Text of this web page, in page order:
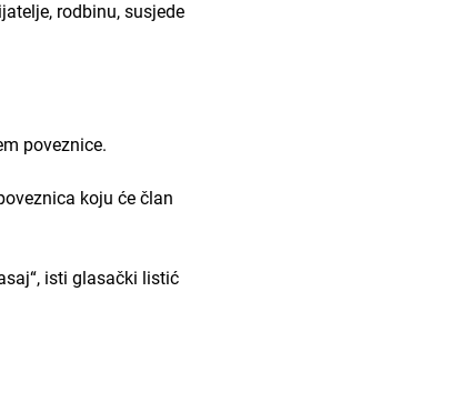
rodbinu, susjede
poveznice.
koju će član
isti glasački listić